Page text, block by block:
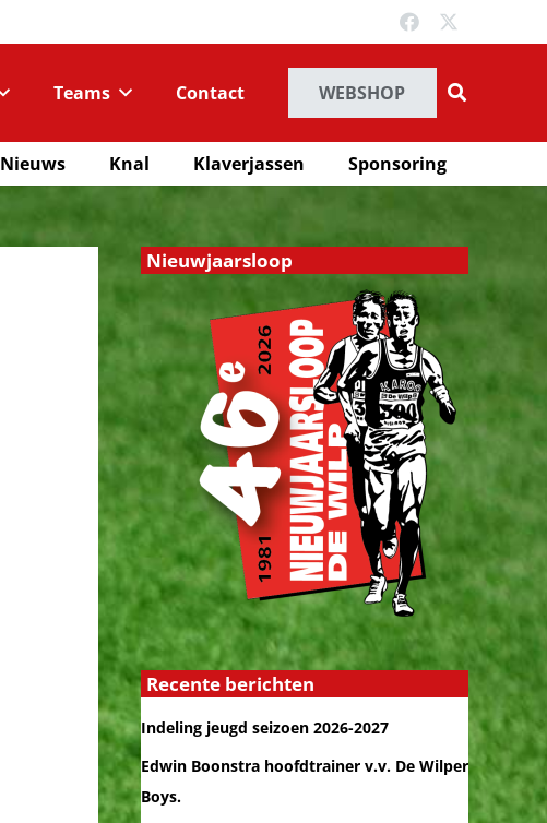
Teams Contact WEBSHOP
Nieuws Knal Klaverjassen Sponsoring
Nieuwjaarsloop
Recente berichten
Indeling jeugd seizoen 2026-2027
Edwin Boonstra hoofdtrainer v.v. De Wilper
Boys.